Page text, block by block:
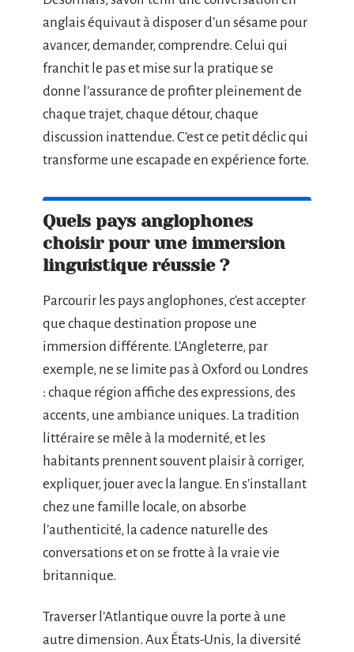
anglais équivaut à disposer d’un sésame pour
avancer, demander, comprendre. Celui qui
franchit le pas et mise sur la pratique se
donne l’assurance de profiter pleinement de
chaque trajet, chaque détour, chaque
discussion inattendue. C’est ce petit déclic qui
transforme une escapade en expérience forte.
Quels pays anglophones
choisir pour une immersion
linguistique réussie ?
Parcourir les pays anglophones, c’est accepter
que chaque destination propose une
immersion différente. L’Angleterre, par
exemple, ne se limite pas à Oxford ou Londres
: chaque région affiche des expressions, des
accents, une ambiance uniques. La tradition
littéraire se mêle à la modernité, et les
habitants prennent souvent plaisir à corriger,
expliquer, jouer avec la langue. En s’installant
chez une famille locale, on absorbe
l’authenticité, la cadence naturelle des
conversations et on se frotte à la vraie vie
britannique.
Traverser l’Atlantique ouvre la porte à une
autre dimension. Aux États-Unis, la diversité